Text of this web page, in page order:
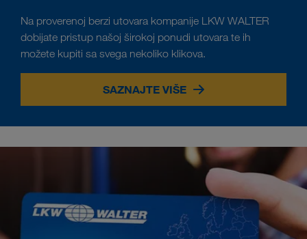
Na proverenoj berzi utovara kompanije LKW WALTER
dobijate pristup našoj širokoj ponudi utovara te ih
možete kupiti sa svega nekoliko klikova.
SAZNAJTE VIŠE